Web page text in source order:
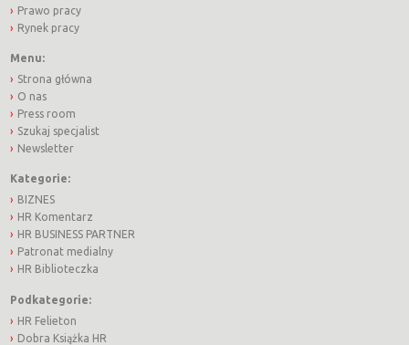
Prawo pracy
Rynek pracy
Menu:
Strona główna
O nas
Press room
Szukaj specjalist
Newsletter
Kategorie:
BIZNES
HR Komentarz
HR BUSINESS PARTNER
Patronat medialny
HR Biblioteczka
Podkategorie:
HR Felieton
Dobra Książka HR